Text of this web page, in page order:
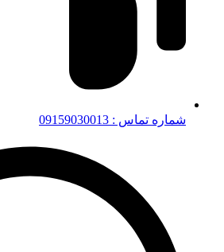
شماره تماس : 09159030013